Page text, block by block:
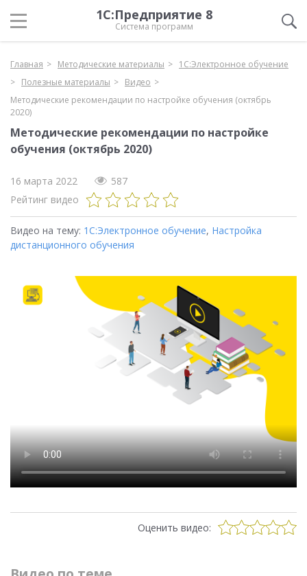
1С:Предприятие 8
Система программ
Главная Методические материалы
1С:Электронное обучение
Полезные материалы
Видео
Методические рекомендации по настройке обучения (октябрь
2020)
Методические рекомендации по настройке
обучения (октябрь 2020)
16 марта 2022
587
Рейтинг видео
Видео на тему: 1С:Электронное обучение, Настройка
дистанционного обучения
Оценить видео: